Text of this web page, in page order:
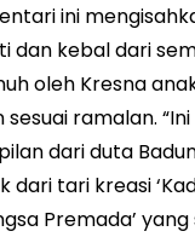
ini
dan kebal dari
oleh Kresna
ramalan.
dari duta
tari kreasi
Premada’